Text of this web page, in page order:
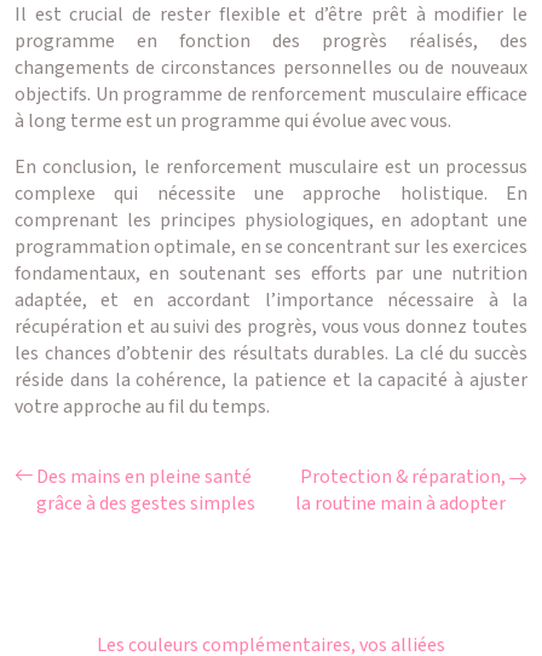
Il est crucial de rester flexible et d’être prêt à modifier le
programme en fonction des progrès réalisés, des
changements de circonstances personnelles ou de nouveaux
objectifs. Un programme de renforcement musculaire efficace
à long terme est un programme qui évolue avec vous.
En conclusion, le renforcement musculaire est un processus
complexe qui nécessite une approche holistique. En
comprenant les principes physiologiques, en adoptant une
programmation optimale, en se concentrant sur les exercices
fondamentaux, en soutenant ses efforts par une nutrition
adaptée, et en accordant l’importance nécessaire à la
récupération et au suivi des progrès, vous vous donnez toutes
les chances d’obtenir des résultats durables. La clé du succès
réside dans la cohérence, la patience et la capacité à ajuster
votre approche au fil du temps.
Des mains en pleine santé
grâce à des gestes simples
Protection & réparation,
la routine main à adopter
Les couleurs complémentaires, vos alliées